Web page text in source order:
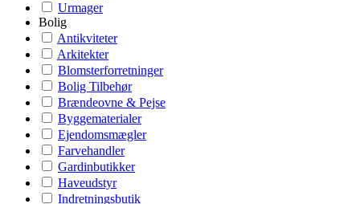
Urmager
Bolig
Antikviteter
Arkitekter
Blomsterforretninger
Bolig Tilbehør
Brændeovne & Pejse
Byggematerialer
Ejendomsmægler
Farvehandler
Gardinbutikker
Haveudstyr
Indretningsbutik